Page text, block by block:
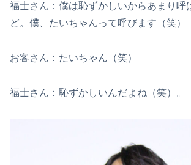
福士さん：僕は恥ずかしいからあまり呼
ど。僕、たいちゃんって呼びます（笑）
お客さん：たいちゃん（笑）
福士さん：恥ずかしいんだよね（笑）。